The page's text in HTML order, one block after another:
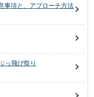
事項と、アプローチ方法
っ飛び祭り